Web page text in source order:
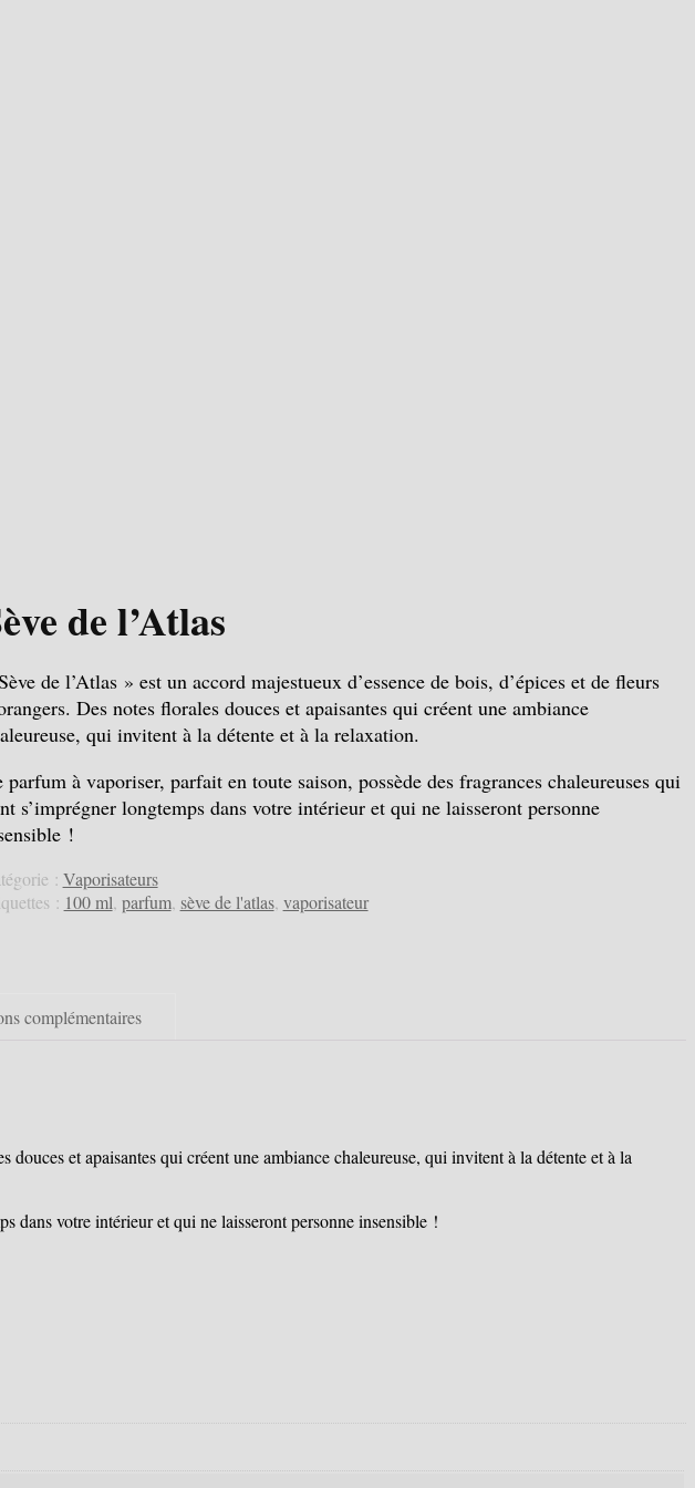
de l’Atlas
de l’Atlas » est un accord majestueux d’essence de bois, d’épices et de fleurs
Des notes florales douces et apaisantes qui créent une ambiance
qui invitent à la détente et à la relaxation.
parfum à vaporiser, parfait en toute saison, possède des fragrances chaleureuses qui
s’imprégner longtemps dans votre intérieur et qui ne laisseront personne
!
: Vaporisateurs
: 100 ml parfum, sève de l'atlas, vaporisateur
complémentaires
douces et apaisantes qui créent une ambiance chaleureuse, qui invitent à la détente et à la
dans votre intérieur et qui ne laisseront personne insensible !